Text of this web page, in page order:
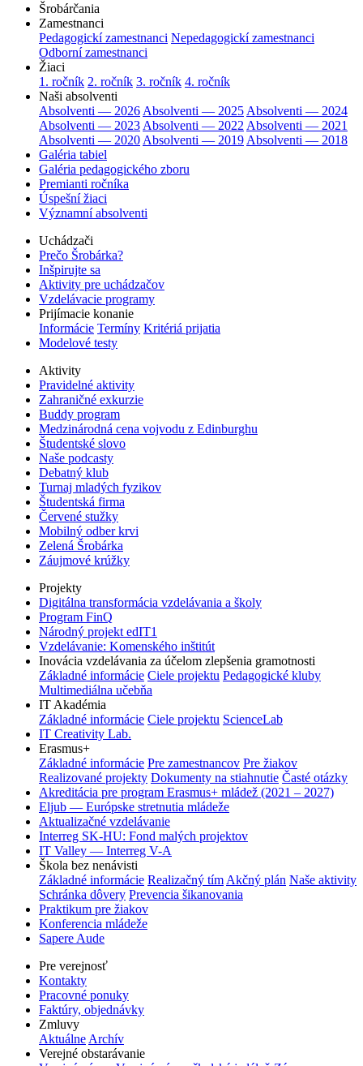
Šrobárčania
Zamestnanci
Pedagogickí zamestnanci Nepedagogickí zamestnanci
Odborní zamestnanci
Žiaci
1. ročník 2. ročník 3. ročník 4. ročník
Naši absolventi
Absolventi — 2026 Absolventi — 2025 Absolventi — 2024
Absolventi — 2023 Absolventi — 2022 Absolventi — 2021
Absolventi — 2020 Absolventi — 2019 Absolventi — 2018
Galéria tabiel
Galéria pedagogického zboru
Premianti ročníka
Úspešní žiaci
Významní absolventi
Uchádzači
Prečo Šrobárka?
Inšpirujte sa
Aktivity pre uchádzačov
Vzdelávacie programy
Prijímacie konanie
Informácie Termíny Kritériá prijatia
Modelové testy
Aktivity
Pravidelné aktivity
Zahraničné exkurzie
Buddy program
Medzinárodná cena vojvodu z Edinburghu
Študentské slovo
Naše podcasty
Debatný klub
Turnaj mladých fyzikov
Študentská firma
Červené stužky
Mobilný odber krvi
Zelená Šrobárka
Záujmové krúžky
Projekty
Digitálna transformácia vzdelávania a školy
Program FinQ
Národný projekt edIT1
Vzdelávanie: Komenského inštitút
Inovácia vzdelávania za účelom zlepšenia gramotnosti
Základné informácie Ciele projektu Pedagogické kluby
Multimediálna učebňa
IT Akadémia
Základné informácie Ciele projektu ScienceLab
IT Creativity Lab.
Erasmus+
Základné informácie Pre zamestnancov Pre žiakov
Realizované projekty Dokumenty na stiahnutie Časté otázky
Akreditácia pre program Erasmus+ mládež (2021 – 2027)
Eljub — Európske stretnutia mládeže
Aktualizačné vzdelávanie
Interreg SK-HU: Fond malých projektov
IT Valley — Interreg V-A
Škola bez nenávisti
Základné informácie Realizačný tím Akčný plán Naše aktivity
Schránka dôvery Prevencia šikanovania
Praktikum pre žiakov
Konferencia mládeže
Sapere Aude
Pre verejnosť
Kontakty
Pracovné ponuky
Faktúry, objednávky
Zmluvy
Aktuálne Archív
Verejné obstarávanie